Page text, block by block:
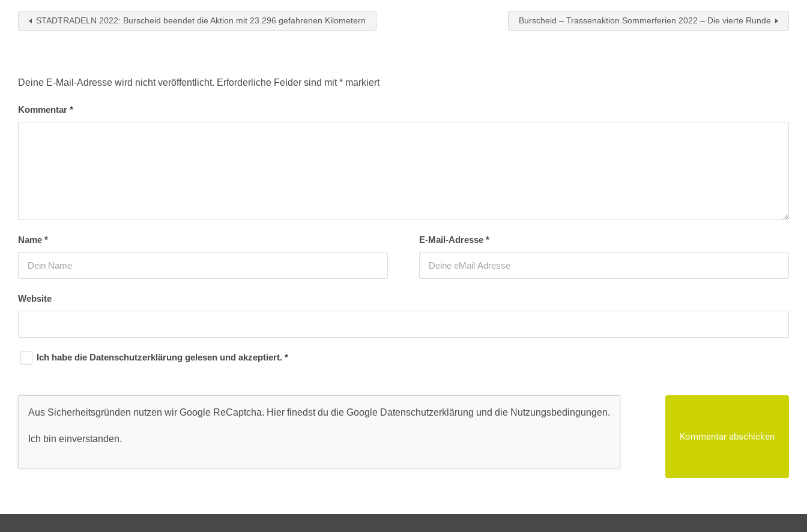
STADTRADELN 2022: Burscheid beendet die Aktion mit 23.296 gefahrenen Kilometern Burscheid – Trassenaktion Sommerferien 2022 – Die vierte Runde
Deine E-Mail-Adresse wird nicht veröffentlicht. Erforderliche Felder sind mit* markiert
Kommentar *
Name * E-Mail-Adresse *
Website
Ich habe die Datenschutzerklärung gelesen und akzeptiert. *
Aus Sicherheitsgründen nutzen wir Google ReCaptcha. Hier finedst du die Google Datenschutzerklärung und die Nutzungsbedingungen.
Ich bin einverstanden.